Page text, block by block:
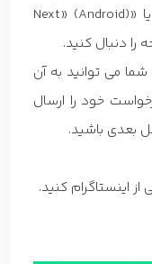
سپس روی «Send Login Link» (iOS) یا «Next» (Android)
دنبال کنید.
می توانید به آن
خود را ارسال
بعدی باشید.
اینستاگرام کنید.